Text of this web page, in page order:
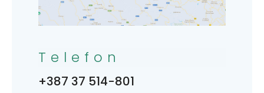
Telefon
+387 37 514-801